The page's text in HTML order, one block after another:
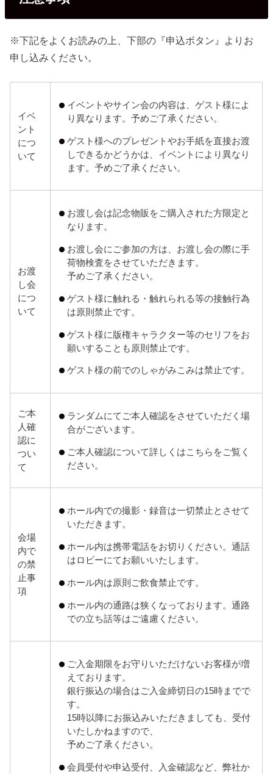
※下記をよくお読みの上、下部の『申込ボタン』よりお
申し込みください。
イベ
ント
につ
いて
イベントやサイン会の内容は、ゲスト様によ
り異なります。予めご了承ください。
ゲスト様へのプレゼントやお手紙を直接お渡
しできるかどうかは、イベントにより異なり
ます。予めご了承ください。
お渡
し会
につ
いて
お渡し会は記念物販をご購入された方限定と
なります。
お渡し会にご参加の方は、お渡し会の際に手
荷物検査をさせていただきます。
予めご了承ください。
ゲスト様に触れる・触れられる等の接触行為
は原則禁止です。
ゲスト様に版権キャラクター等のセリフをお
願いすることも原則禁止です。
ゲスト様の前でのしゃがみこみは禁止です。
ご本
人確
認に
つい
て
ランダムにてご本人確認をさせていただく場
合がございます。
ご本人確認について詳しくはこちらをご覧く
ださい。
会場
内で
の禁
止事
項
ホール内での撮影・録音は一切禁止とさせて
いただきます。
ホール内は携帯電話をお切りください。通話
はロビーにてお願いいたします。
ホール内は原則ご飲食禁止です。
ホール内の通路は狭くなっております。通路
での立ち話等はご遠慮ください。
ご入金期限をお守りいただけないお客様が増
えております。
銀行振込の場合はご入金締切日の15時までで
す。
15時以降にお振込みいただきましても、受付
いたしかねますので、
予めご了承ください。
会員受付や申込受付、入金確認など、弊社か